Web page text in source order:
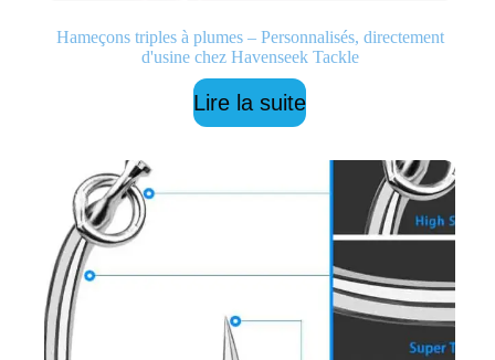
Hameçons triples à plumes – Personnalisés, directement
d'usine chez Havenseek Tackle
Lire la suite